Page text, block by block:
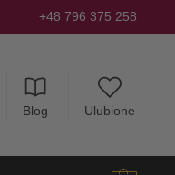
+48 796 375 258
Blog Ulubione